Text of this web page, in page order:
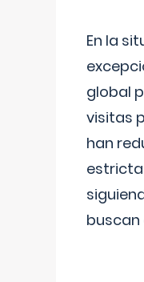
En la
global
visitas
han